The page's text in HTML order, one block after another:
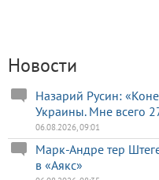
Новости
Назарий Русин:
Украины. Мне всего
06.08.2026, 09:01
Марк-Андре тер
в «Аякс»